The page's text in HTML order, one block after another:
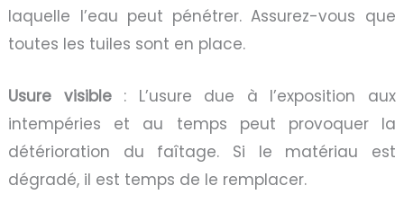
laquelle l’eau peut pénétrer. Assurez-vous que
toutes les tuiles sont en place.
Usure visible: L’usure due à l’exposition aux
intempéries et au temps peut provoquer la
détérioration du faîtage. Si le matériau est
dégradé, il est temps de le remplacer.